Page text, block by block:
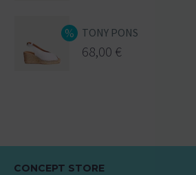
TONY PONS
68,00 €
CONCEPT STORE